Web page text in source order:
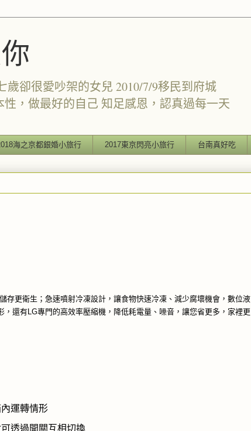
卻很愛吵架的女兒 2010/7/9移民到府城
，做最好的自己 知足感恩，認真過每一天
海之京都銀婚小旅行 2017東京閃亮小旅行 台南真好吃
存更衛生；急速噴射冷凍設計，讓食物快速冷凍、減少腐壞機會，數位液
還有LG專門的高效率壓縮機，降低耗電量、噪音，讓您省更多，家裡更
運轉情形
透過開關互相切換